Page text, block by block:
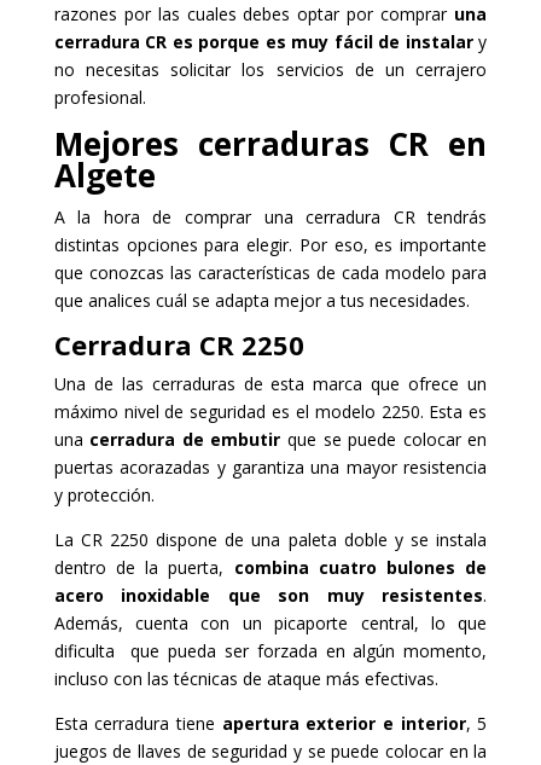
razones por las cuales debes optar por comprar una
cerradura CR es porque es muy fácil de instalary
no necesitas solicitar los servicios de un cerrajero
profesional.
Mejores cerraduras CR en
Algete
A la hora de comprar una cerradura CR tendrás
distintas opciones para elegir. Por eso, es importante
que conozcas las características de cada modelo para
que analices cuál se adapta mejor a tus necesidades.
Cerradura CR 2250
Una de las cerraduras de esta marca que ofrece un
máximo nivel de seguridad es el modelo 2250. Esta es
una cerradura de embutir que se puede colocar en
puertas acorazadas y garantiza una mayor resistencia
y protección.
La CR 2250 dispone de una paleta doble y se instala
dentro de la puerta, combina cuatro bulones de
acero inoxidable que son muy resistentes.
Además, cuenta con un picaporte central, lo que
dificulta que pueda ser forzada en algún momento,
incluso con las técnicas de ataque más efectivas.
Esta cerradura tiene apertura exterior e interior, 5
juegos de llaves de seguridad y se puede colocar en la